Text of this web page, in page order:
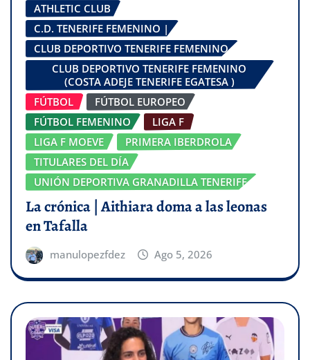
ATHLETIC CLUB
C.D. TENERIFE FEMENINO |
CLUB DEPORTIVO TENERIFE FEMENINO
CLUB DEPORTIVO TENERIFE FEMENINO
(COSTA ADEJE TENERIFE EGATESA )
FÚTBOL
FÚTBOL EUROPEO
FÚTBOL FEMENINO
LIGA F
LIGA F MOEVE
PRIMERA IBERDROLA
TITULARES DEL DÍA
UNIÓN DEPORTIVA GRANADILLA TENERIFE
La crónica | Aithiara doma a las leonas
en Tafalla
manulopezfdez Ago 5, 2026